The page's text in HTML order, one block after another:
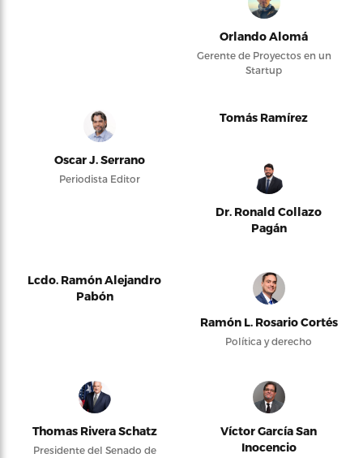
Orlando Alomá
Gerente de Proyectos en un
Startup
Oscar J. Serrano
Periodista Editor
Tomás Ramírez
Dr. Ronald Collazo
Pagán
Lcdo. Ramón Alejandro
Pabón
Ramón L. Rosario Cortés
Política y derecho
Thomas Rivera Schatz
Presidente del Senado de
Víctor García San
Inocencio